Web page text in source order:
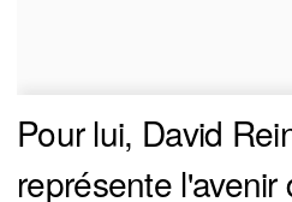
Pour lui, David
représente